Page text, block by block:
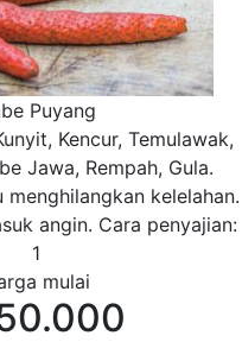
Puyang
Kencur, Temulawak,
Jawa, Rempah, Gula.
menghilangkan kelelahan.
angin. Cara penyajian:
1
mulai